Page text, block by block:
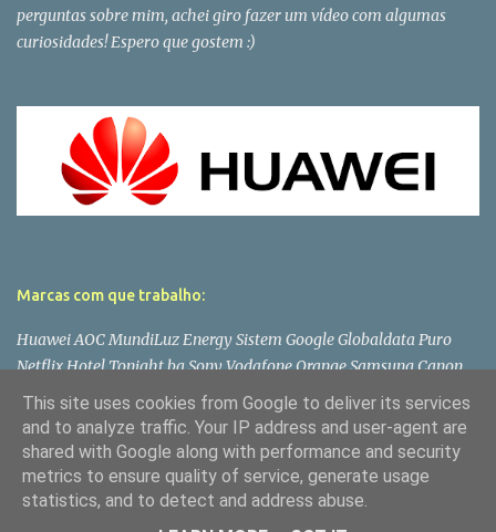
perguntas sobre mim, achei giro fazer um vídeo com algumas
curiosidades! Espero que gostem :)
Marcas com que trabalho:
Huawei AOC MundiLuz Energy Sistem Google Globaldata Puro
Netflix Hotel Tonight bq Sony Vodafone Orange Samsung Canon
Lenovo Panasonic LG Microsoft Asus Philips PlayStation Toshiba
Wiko Dell
This site uses cookies from Google to deliver its services
and to analyze traffic. Your IP address and user-agent are
shared with Google along with performance and security
metrics to ensure quality of service, generate usage
statistics, and to detect and address abuse.